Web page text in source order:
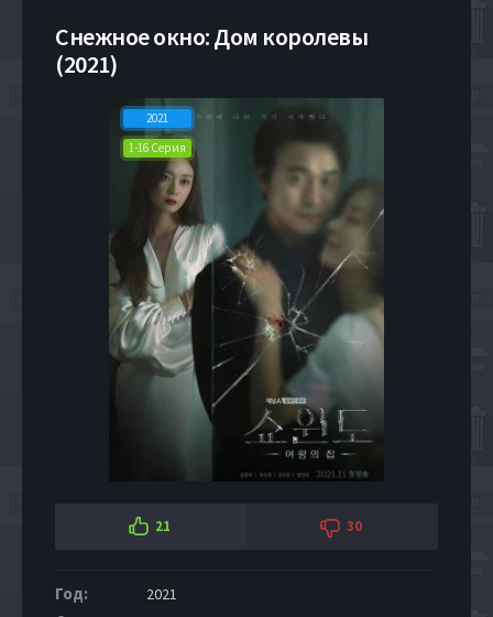
Снежное окно: Дом королевы
(2021)
2021
1-16 Серия
21 30
Год: 2021